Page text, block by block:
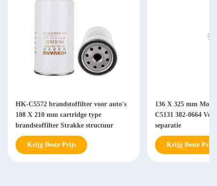
HK-C5572 brandstoffilter voor auto's
108 X 210 mm cartridge type
brandstoffilter Strakke structuur
Krijg Beste Prijs
136 X 325 mm
C5131 382-0664
separatie
Krijg Beste Prijs